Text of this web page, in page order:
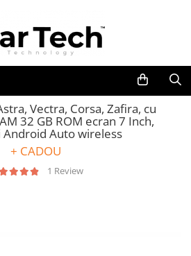
Vectra, Corsa, Zafira, cu
32 GB ROM ecran 7 Inch,
Android Auto wireless
+ CADOU
1 Review